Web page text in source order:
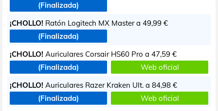
(Finalizada)
¡CHOLLO! Ratón Logitech MX Master a 49,99 €
(Finalizada)
¡CHOLLO! Auriculares Corsair HS60 Pro a 47,59 €
(Finalizada)
Web oficial
¡CHOLLO! Auriculares Razer Kraken Ult. a 84,98 €
(Finalizada)
Web oficial